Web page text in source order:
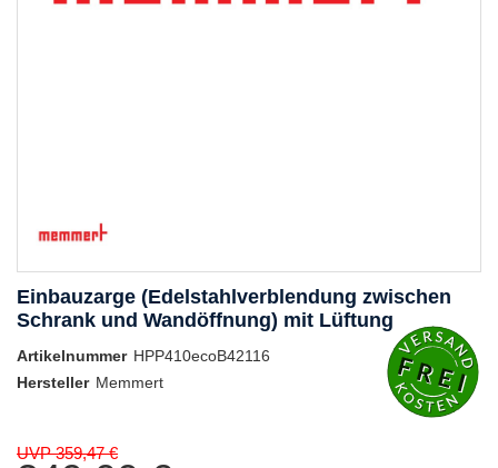
Einbauzarge (Edelstahlverblendung zwischen
Schrank und Wandöffnung) mit Lüftung
Artikelnummer HPP410ecoB42116
Hersteller Memmert
UVP 359,47 €